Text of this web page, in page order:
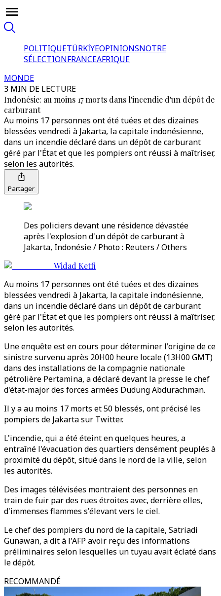
POLITIQUETÜRKİYEOPINIONSNOTRE
SÉLECTIONFRANCEAFRIQUE
MONDE
3 MIN DE LECTURE
Indonésie: au moins 17 morts dans l'incendie d'un dépôt de
carburant
Au moins 17 personnes ont été tuées et des dizaines
blessées vendredi à Jakarta, la capitale indonésienne,
dans un incendie déclaré dans un dépôt de carburant
géré par l'État et que les pompiers ont réussi à maîtriser,
selon les autorités.
Partager
Des policiers devant une résidence dévastée
après l'explosion d'un dépôt de carburant à
Jakarta, Indonésie / Photo : Reuters / Others
Widad Ketfi
Au moins 17 personnes ont été tuées et des dizaines
blessées vendredi à Jakarta, la capitale indonésienne,
dans un incendie déclaré dans un dépôt de carburant
géré par l'État et que les pompiers ont réussi à maîtriser,
selon les autorités.
Une enquête est en cours pour déterminer l'origine de ce
sinistre survenu après 20H00 heure locale (13H00 GMT)
dans des installations de la compagnie nationale
pétrolière Pertamina, a déclaré devant la presse le chef
d'état-major des forces armées Dudung Abdurachman.
Il y a au moins 17 morts et 50 blessés, ont précisé les
pompiers de Jakarta sur Twitter.
L'incendie, qui a été éteint en quelques heures, a
entraîné l'évacuation des quartiers densément peuplés à
proximité du dépôt, situé dans le nord de la ville, selon
les autorités.
Des images télévisées montraient des personnes en
train de fuir par des rues étroites avec, derrière elles,
d'immenses flammes s'élevant vers le ciel.
Le chef des pompiers du nord de la capitale, Satriadi
Gunawan, a dit à l'AFP avoir reçu des informations
préliminaires selon lesquelles un tuyau avait éclaté dans
le dépôt.
RECOMMANDÉ